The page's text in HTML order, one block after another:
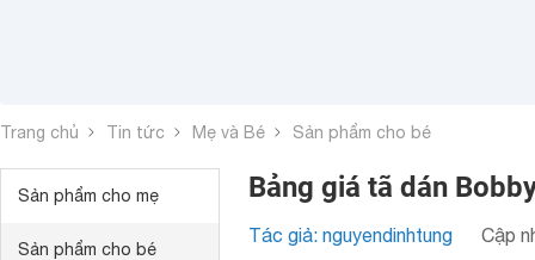
Trang chủ Tin tức Mẹ và Bé Sản phẩm cho bé
Sản phẩm cho mẹ
Sản phẩm cho bé
Bảng giá tã dán
Tác giả: nguyendinhtung Cập